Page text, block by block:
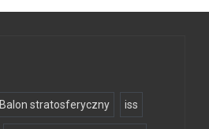
Balon stratosferyczny iss